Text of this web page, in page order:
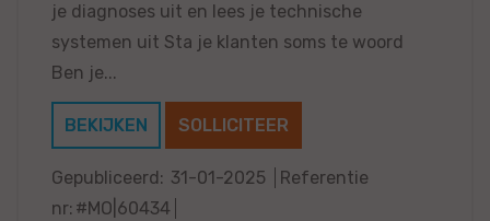
je diagnoses uit en lees je technische
systemen uit Sta je klanten soms te woord
Ben je...
BEKIJKEN SOLLICITEER
Gepubliceerd: 31-01-2025
Referentie
nr: #MO|60434